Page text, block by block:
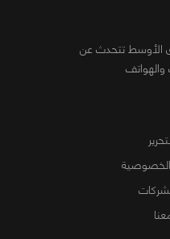
الأوسط تتحدث عن
والهواتف
الخصوصية